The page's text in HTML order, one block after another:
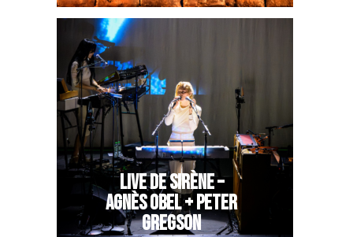
LIVE DE SIRÈNE –
AGNÈS OBEL + PETER
GREGSON